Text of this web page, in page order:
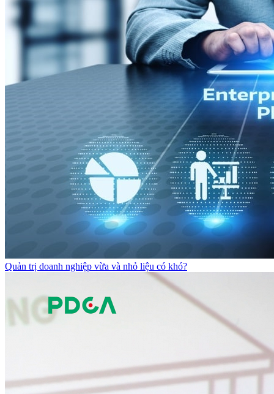
Quản trị doanh nghiệp vừa và nhỏ liệu có khó?